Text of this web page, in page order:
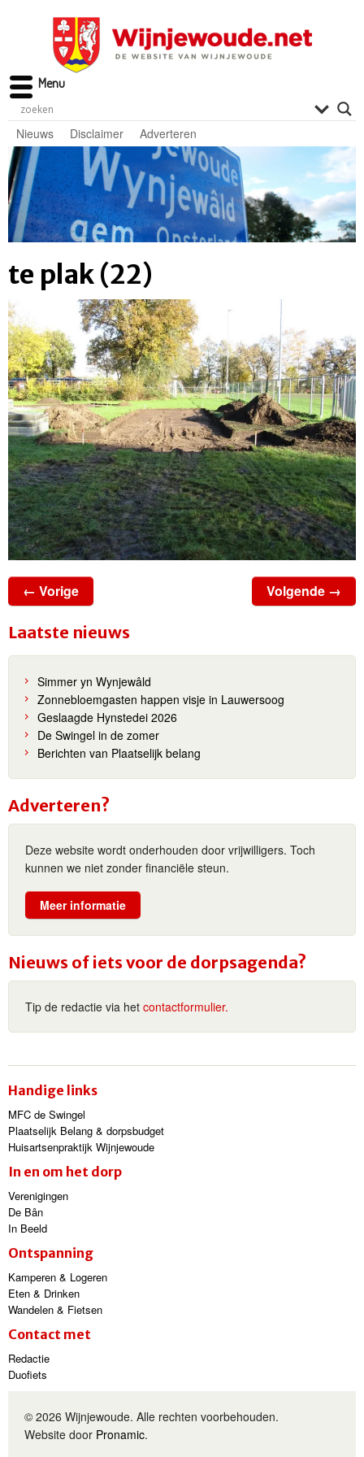
Nieuws Disclaimer Adverteren
te plak (22)
← Vorige Volgende →
Laatste nieuws
Simmer yn Wynjewâld
Zonnebloemgasten happen visje in Lauwersoog
Geslaagde Hynstedei 2026
De Swingel in de zomer
Berichten van Plaatselijk belang
Adverteren?
Deze website wordt onderhouden door vrijwilligers. Toch
kunnen we niet zonder financiële steun.
Meer informatie
Nieuws of iets voor de dorpsagenda?
Tip de redactie via het contactformulier.
Handige links
MFC de Swingel
Plaatselijk Belang & dorpsbudget
Huisartsenpraktijk Wijnjewoude
In en om het dorp
Verenigingen
De Bân
In Beeld
Ontspanning
Kamperen & Logeren
Eten & Drinken
Wandelen & Fietsen
Contact met
Redactie
Duofiets
© 2026 Wijnjewoude. Alle rechten voorbehouden.
Website door Pronamic.
Menu